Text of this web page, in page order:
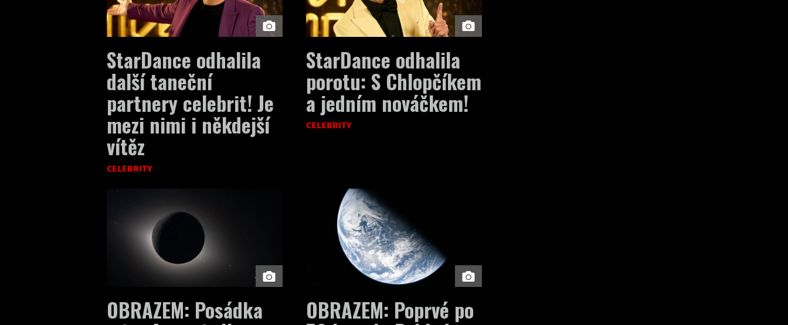
StarDance odhalila
další taneční
partnery celebrit! Je
mezi nimi i někdejší
vítěz
CELEBRITY
StarDance odhalila
porotu: S Chlopčíkem
a jedním nováčkem!
CELEBRITY
OBRAZEM: Posádka OBRAZEM: Poprvé po